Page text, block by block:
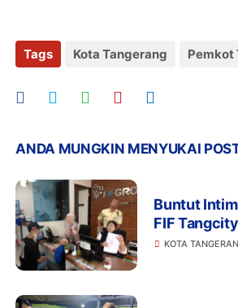
Tags Kota Tangerang Pemkot
ANDA MUNGKIN MENYUKAI
Buntut
FIF
Tidak Akan
KOTA